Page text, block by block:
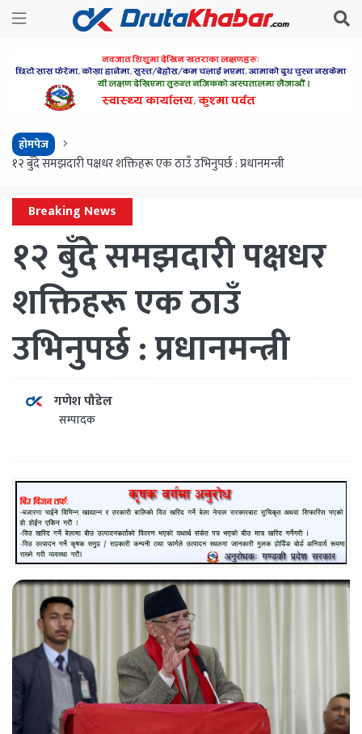
होमपेज
१२ बुँदे समझदारी पक्षधर शक्तिहरू एक ठाउँ उभिनुपर्छ : प्रधानमन्त्री
Breaking News
१२ बुँदे समझदारी पक्षधर
शक्तिहरू एक ठाउँ
उभिनुपर्छ : प्रधानमन्त्री
गणेश पौडेल
सम्पादक